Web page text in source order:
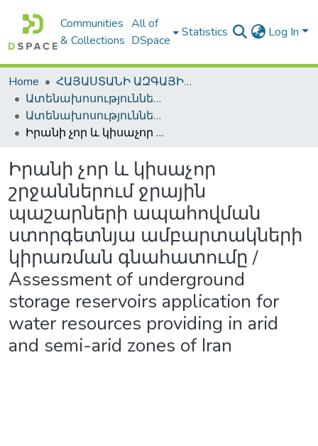
Communities
& Collections
All of
DSpace
Statistics Log In
Home
ՀԱՅԱՍՏԱՆԻ ԱԶԳԱՅԻՆ ԳՐԱԴԱՐԱՆԻ ԹՎԱՅԻՆ ՊԱՀՈՑ / DIGITAL REPOSITORY OF NLA
Ատենախոսություններ և սեղմագրեր / Theses & Abstracts
Ատենախոսություններ և սեղմագրեր / Theses & Abstracts
Իրանի չոր և կիսաչոր շրջաններում ջրային պաշարների ապահովման ստորգետնյա ամբարտակների կիրառման գնահատումը / Assessment of underground storage reservoirs application for water resources providing in arid and semi-arid zones of Iran
Իրանի չոր և կիսաչոր
շրջաններում ջրային
պաշարների ապահովման
ստորգետնյա ամբարտակների
կիրառման գնահատումը /
Assessment of underground
storage reservoirs application for
water resources providing in arid
and semi-arid zones of Iran